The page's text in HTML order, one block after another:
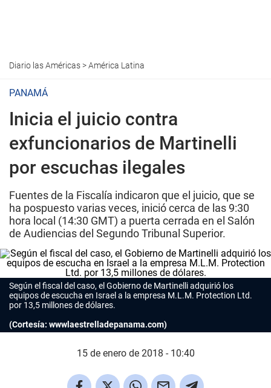
Diario las Américas>América Latina
PANAMÁ
Inicia el juicio contra
exfuncionarios de Martinelli
por escuchas ilegales
Fuentes de la Fiscalía indicaron que el juicio, que se
ha pospuesto varias veces, inició cerca de las 9:30
hora local (14:30 GMT) a puerta cerrada en el Salón
de Audiencias del Segundo Tribunal Superior.
Según el fiscal del caso, el Gobierno de Martinelli adquirió los
equipos de escucha en Israel a la empresa M.L.M. Protection Ltd.
por 13,5 millones de dólares.
(Cortesía: wwwlaestrelladepanama.com)
15 de enero de 2018 - 10:40